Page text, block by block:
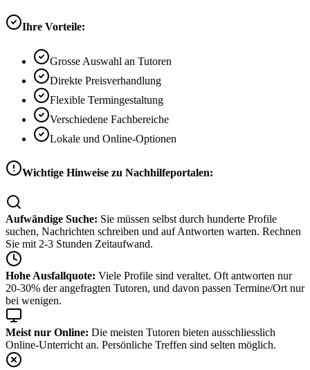
Ihre Vorteile:
Grosse Auswahl an Tutoren
Direkte Preisverhandlung
Flexible Termingestaltung
Verschiedene Fachbereiche
Lokale und Online-Optionen
Wichtige Hinweise zu Nachhilfeportalen:
Aufwändige Suche: Sie müssen selbst durch hunderte Profile
suchen, Nachrichten schreiben und auf Antworten warten. Rechnen
Sie mit 2-3 Stunden Zeitaufwand.
Hohe Ausfallquote: Viele Profile sind veraltet. Oft antworten nur
20-30% der angefragten Tutoren, und davon passen Termine/Ort nur
bei wenigen.
Meist nur Online: Die meisten Tutoren bieten ausschliesslich
Online-Unterricht an. Persönliche Treffen sind selten möglich.